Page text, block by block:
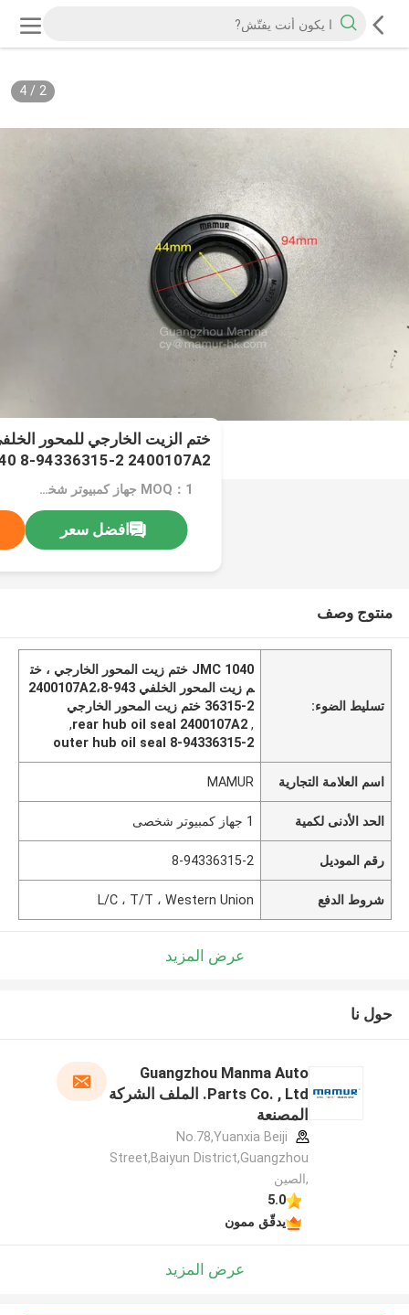
2
/
4
8-94336315-2 2400107A2
MOQ：1 جهاز كمبيوتر شخصى
افضل سعر
منتوج وصف
تسليط الضوء:
JMC 1040 ختم زيت المحور الخارجي ، خت
م زيت المحور الخلفي 2400107A2،8-943
36315-2 ختم زيت المحور الخارجي
,
rear hub oil seal 2400107A2
,
8-94336315-2 outer hub oil seal
اسم العلامة التجارية MAMUR
الحد الأدنى لكمية 1 جهاز كمبيوتر شخصى
رقم الموديل 8-94336315-2
شروط الدفع L/C ، T/T ، Western Union
عرض المزيد
حول نا
Guangzhou Manma Auto
Parts Co. , Ltd. الملف الشركة
المصنعة
No.78,Yuanxia Beiji
Street,Baiyun District,Guangzhou
,الصين
5.0
يدقّق ممون
عرض المزيد